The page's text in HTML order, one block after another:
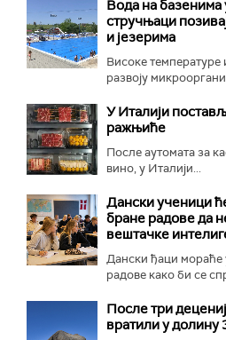
Вода на базенима
стручњаци
и језерима
Високе температуре
развоју
У Италији
ражњиће
После аутомата за
вино, у Италији...
Дански ученици
бране радове да
вештачке
Дански ђаци мораће
радове како би се
После три
вратили у долину